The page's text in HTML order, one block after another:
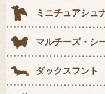
ミニチュアシュ
マルチーズ・シ
ダックスフント